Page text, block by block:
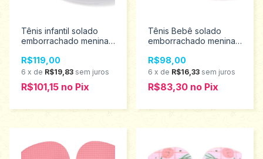
Tênis infantil solado
emborrachado menina
ao 27 0130519
R$119,00
6 x de R$19,83 sem juros
R$101,15 no Pix
Tênis Bebê solado
emborrachado menina
21 0120432
R$98,00
6 x de R$16,33 sem juros
R$83,30 no Pix